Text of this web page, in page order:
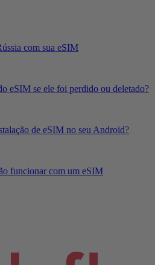
com sua eSIM
eSIM se ele foi perdido ou deletado?
de eSIM no seu Android?
funcionar com um eSIM